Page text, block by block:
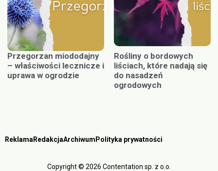
Przegorzan miododajny
– właściwości lecznicze i
uprawa w ogrodzie
Rośliny o bordowych
liściach, które nadają się
do nasadzeń
ogrodowych
Reklama RedakcjaArchiwum Polityka prywatności
Copyright © 2026 Contentation sp. z o.o.